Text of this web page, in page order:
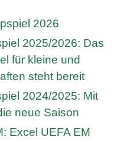
2026
2025/2026: Das
für kleine und
steht bereit
2024/2025: Mit
neue Saison
Excel UEFA EM